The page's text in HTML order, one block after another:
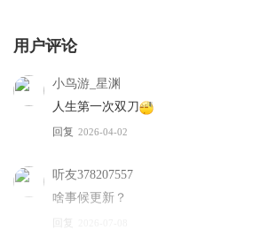
用户评论
小鸟游_星渊
人生第一次双刀
回复 2026-04-02
听友378207557
啥事候更新？
回复